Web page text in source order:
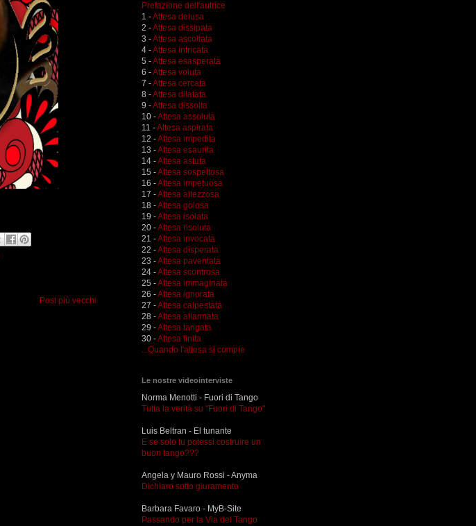
Post più vecchi
Prefazione dell'autrice
1 -Attesa delusa
2 -Attesa dissipata
3 -Attesa ascoltata
4 -Attesa intricata
5 -Attesa esasperata
6 -Attesa voluta
7 -Attesa cercata
8 -Attesa dilatata
9 -Attesa dissolta
10 -Attesa assoluta
11 -Attesa aspirata
12 -Attesa impedita
13 -Attesa esaurita
14 -Attesa astuta
15 -Attesa sospettosa
16 -Attesa impetuosa
17 -Attesa altezzosa
18 -Attesa golosa
19 -Attesa isolata
20 -Attesa risoluta
21 -Attesa invocata
22 -Attesa disperata
23 -Attesa paventata
24 -Attesa scontrosa
25 -Attesa immaginata
26 -Attesa ignorata
27 -Attesa calpestata
28 -Attesa allarmata
29 -Attesa tangata
30 -Attesa finita
...Quando l'attesa si compie
Le nostre videointerviste
Norma Menotti - Fuori di Tango
Tutta la verità su "Fuori di Tango"
Luis Beltran - El tunante
E se solo tu potessi costruire un
buon tango???
Angela y Mauro Rossi - Anyma
Dichiaro sotto giuramento
Barbara Favaro - MyB-Site
Passando per la Via del Tango